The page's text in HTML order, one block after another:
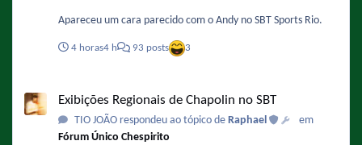
Apareceu um cara parecido com o Andy no SBT Sports Rio.
4 horas4 h 93 posts 3
Exibições Regionais de Chapolin no SBT
TIO JOÃO respondeu ao tópico de Raphael
em
Fórum Único Chespirito